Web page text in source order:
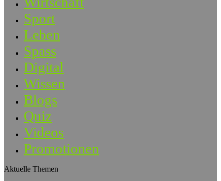
Sport
Leben
Spass
Digital
Wissen
Blogs
Quiz
Videos
Promotionen
Aktuelle Themen